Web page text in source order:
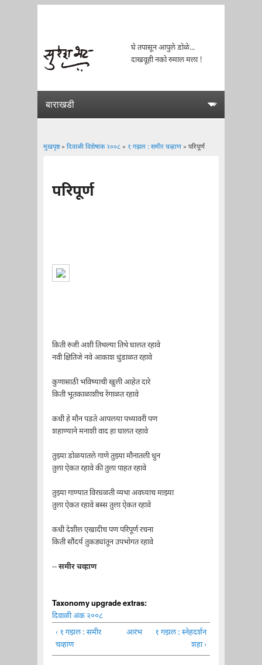
घे तपासून आपुले डोळे...
दाखवूही नको रुमाल मला !
मुखपृष्ठ» दिवाळी विशेषांक २००८» १ गझल : समीर चव्हाण» परिपूर्ण
परिपूर्ण
किती रुंजी अशी तिथल्या तिथे घालत रहावे
नवी क्षितिजे नवे आकाश धुंडाळत रहावे
कुणासाठी भविष्याची खुली आहेत दारे
किती भूतकाळाशीच रेंगाळत रहावे
कधी हे मौन पडते आपलया पथ्यावरी पण
शहाण्याने मनाशी वाद हा घालत रहावे
तुझ्या डोळयातले गाणे तुझ्या मौनातली धुन
तुला ऐकत रहावे की तुला पाहत रहावे
तुझ्या गाण्यात विरघळती व्यथा अवघ्याच माझ्या
तुला ऐकत रहावे बस्स तुला ऐकत रहावे
कधी देशील एखादीच पण परिपूर्ण रचना
किती सौंदर्य तुकड्यांतून उपभोगत रहावे
--समीर चव्हाण
Taxonomy upgrade extras:
दिवाळी अंक २००८
‹ १ गझल : समीर
चव्हाण
आरंभ
१ गझल : स्नेहदर्शन
शहा ›